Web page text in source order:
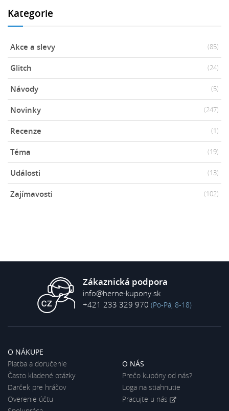
Kategorie
Akce a slevy (85)
Glitch (24)
Návody (5)
Novinky (247)
Recenze (1)
Téma (19)
Události (13)
Zajímavosti (102)
Zákaznická podpora
info@herne-kupony.sk
+421 233 329 970 (Po-Pá, 8-18)
O NÁKUPE
Platba a doručenie
Často kladené otázky
Darček pre hráčov
Overenie účtu
O NÁS
Prečo kupóny od nás?
Loga na stiahnutie
Pracujte u nás